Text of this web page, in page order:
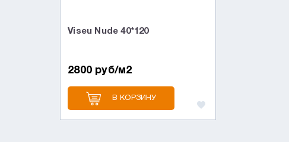
Viseu Nude 40*120
2800 руб/м2
В КОРЗИНУ